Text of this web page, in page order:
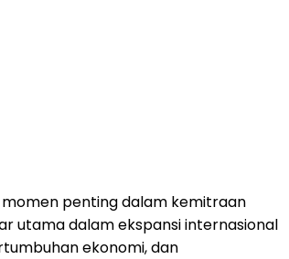
momen penting dalam kemitraan
utama dalam ekspansi internasional
ekonomi, dan